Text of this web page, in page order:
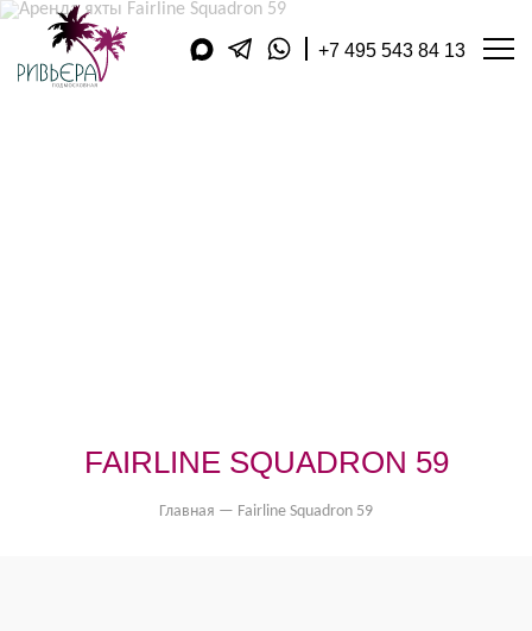
ОПЛАТА
+7 495 543 84 13
FAIRLINE SQUADRON 59
Главная — Fairline Squadron 59